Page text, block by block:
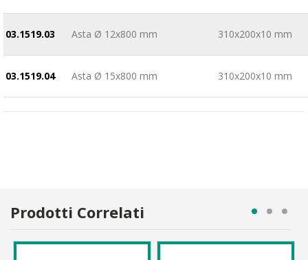
03.1519.03 Asta Ø 12x800 mm 310x200x10 mm
03.1519.04 Asta Ø 15x800 mm 310x200x10 mm
Prodotti Correlati